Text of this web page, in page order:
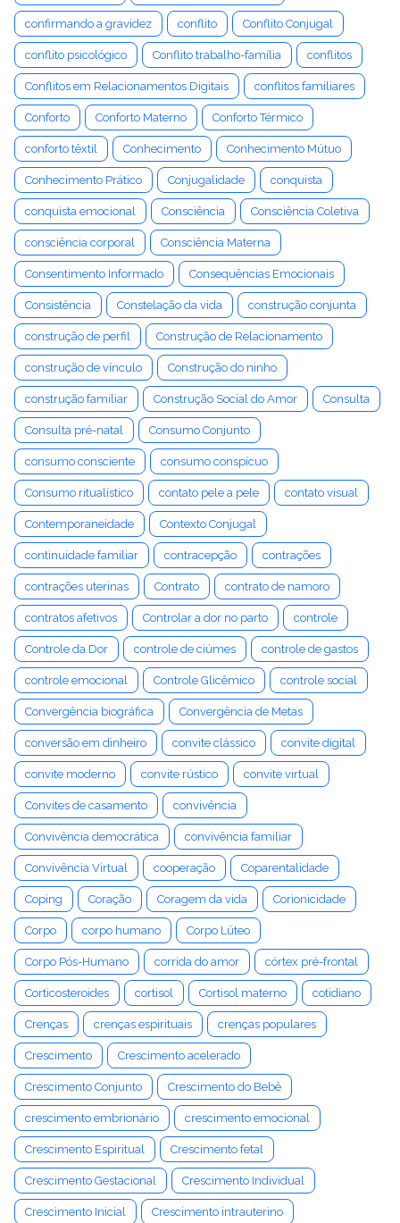
confirmando a gravidez conflito Conflito Conjugal
conflito psicológico Conflito trabalho-família conflitos
Conflitos em Relacionamentos Digitais conflitos familiares
Conforto Conforto Materno Conforto Térmico
conforto têxtil Conhecimento Conhecimento Mútuo
Conhecimento Prático Conjugalidade conquista
conquista emocional Consciência Consciência Coletiva
consciência corporal Consciência Materna
Consentimento Informado Consequências Emocionais
Consistência Constelação da vida construção conjunta
construção de perfil Construção de Relacionamento
construção de vínculo Construção do ninho
construção familiar Construção Social do Amor Consulta
Consulta pré-natal Consumo Conjunto
consumo consciente consumo conspícuo
Consumo ritualístico contato pele a pele contato visual
Contemporaneidade Contexto Conjugal
continuidade familiar contracepção contrações
contrações uterinas Contrato contrato de namoro
contratos afetivos Controlar a dor no parto controle
Controle da Dor controle de ciúmes controle de gastos
controle emocional Controle Glicêmico controle social
Convergência biográfica Convergência de Metas
conversão em dinheiro convite clássico convite digital
convite moderno convite rústico convite virtual
Convites de casamento convivência
Convivência democrática convivência familiar
Convivência Virtual cooperação Coparentalidade
Coping Coração Coragem da vida Corionicidade
Corpo corpo humano Corpo Lúteo
Corpo Pós-Humano corrida do amor córtex pré-frontal
Corticosteroides cortisol Cortisol materno cotidiano
Crenças crenças espirituais crenças populares
Crescimento Crescimento acelerado
Crescimento Conjunto Crescimento do Bebê
crescimento embrionário crescimento emocional
Crescimento Espiritual Crescimento fetal
Crescimento Gestacional Crescimento Individual
Crescimento Inicial Crescimento intrauterino